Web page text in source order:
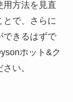
用方法を見直
とで、さらに
できるはずで
ホット&ク
い。